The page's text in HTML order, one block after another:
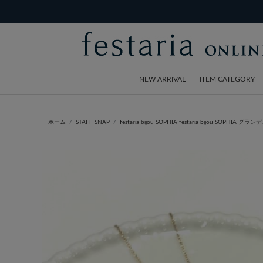
NEW ARRIVAL ITEM CATEGORY
ホーム STAFF SNAP festaria bijou SOPHIA festaria bijou SOPHIA グラン